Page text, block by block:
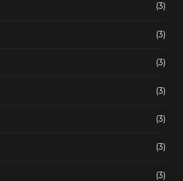
(3)
(3)
(3)
(3)
(3)
(3)
(3)